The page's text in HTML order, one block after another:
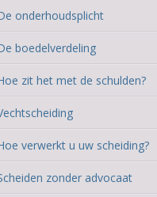
onderhoudsplicht
boedelverdeling
zit het met de schulden?
verwerkt u uw scheiding?
zonder advocaat